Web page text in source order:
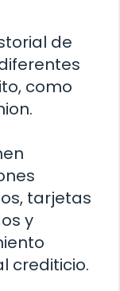
de
como
tarjetas
y
crediticio.